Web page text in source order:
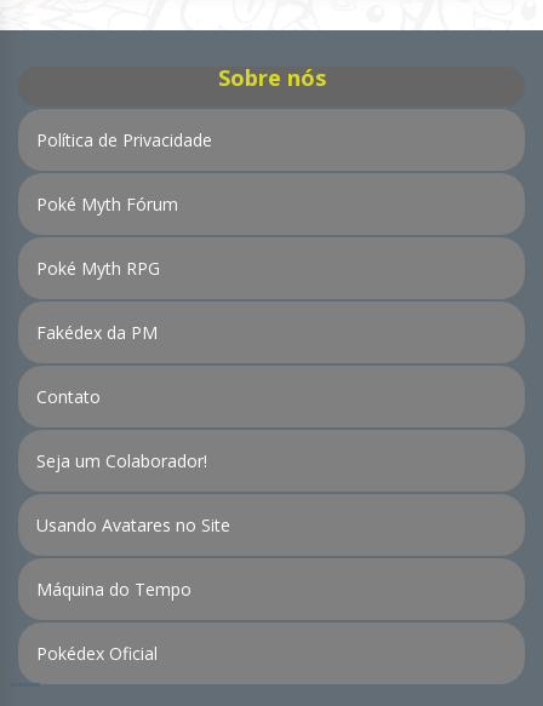
Sobre nós
Política de Privacidade
Poké Myth Fórum
Poké Myth RPG
Fakédex da PM
Contato
Seja um Colaborador!
Usando Avatares no Site
Máquina do Tempo
Pokédex Oficial